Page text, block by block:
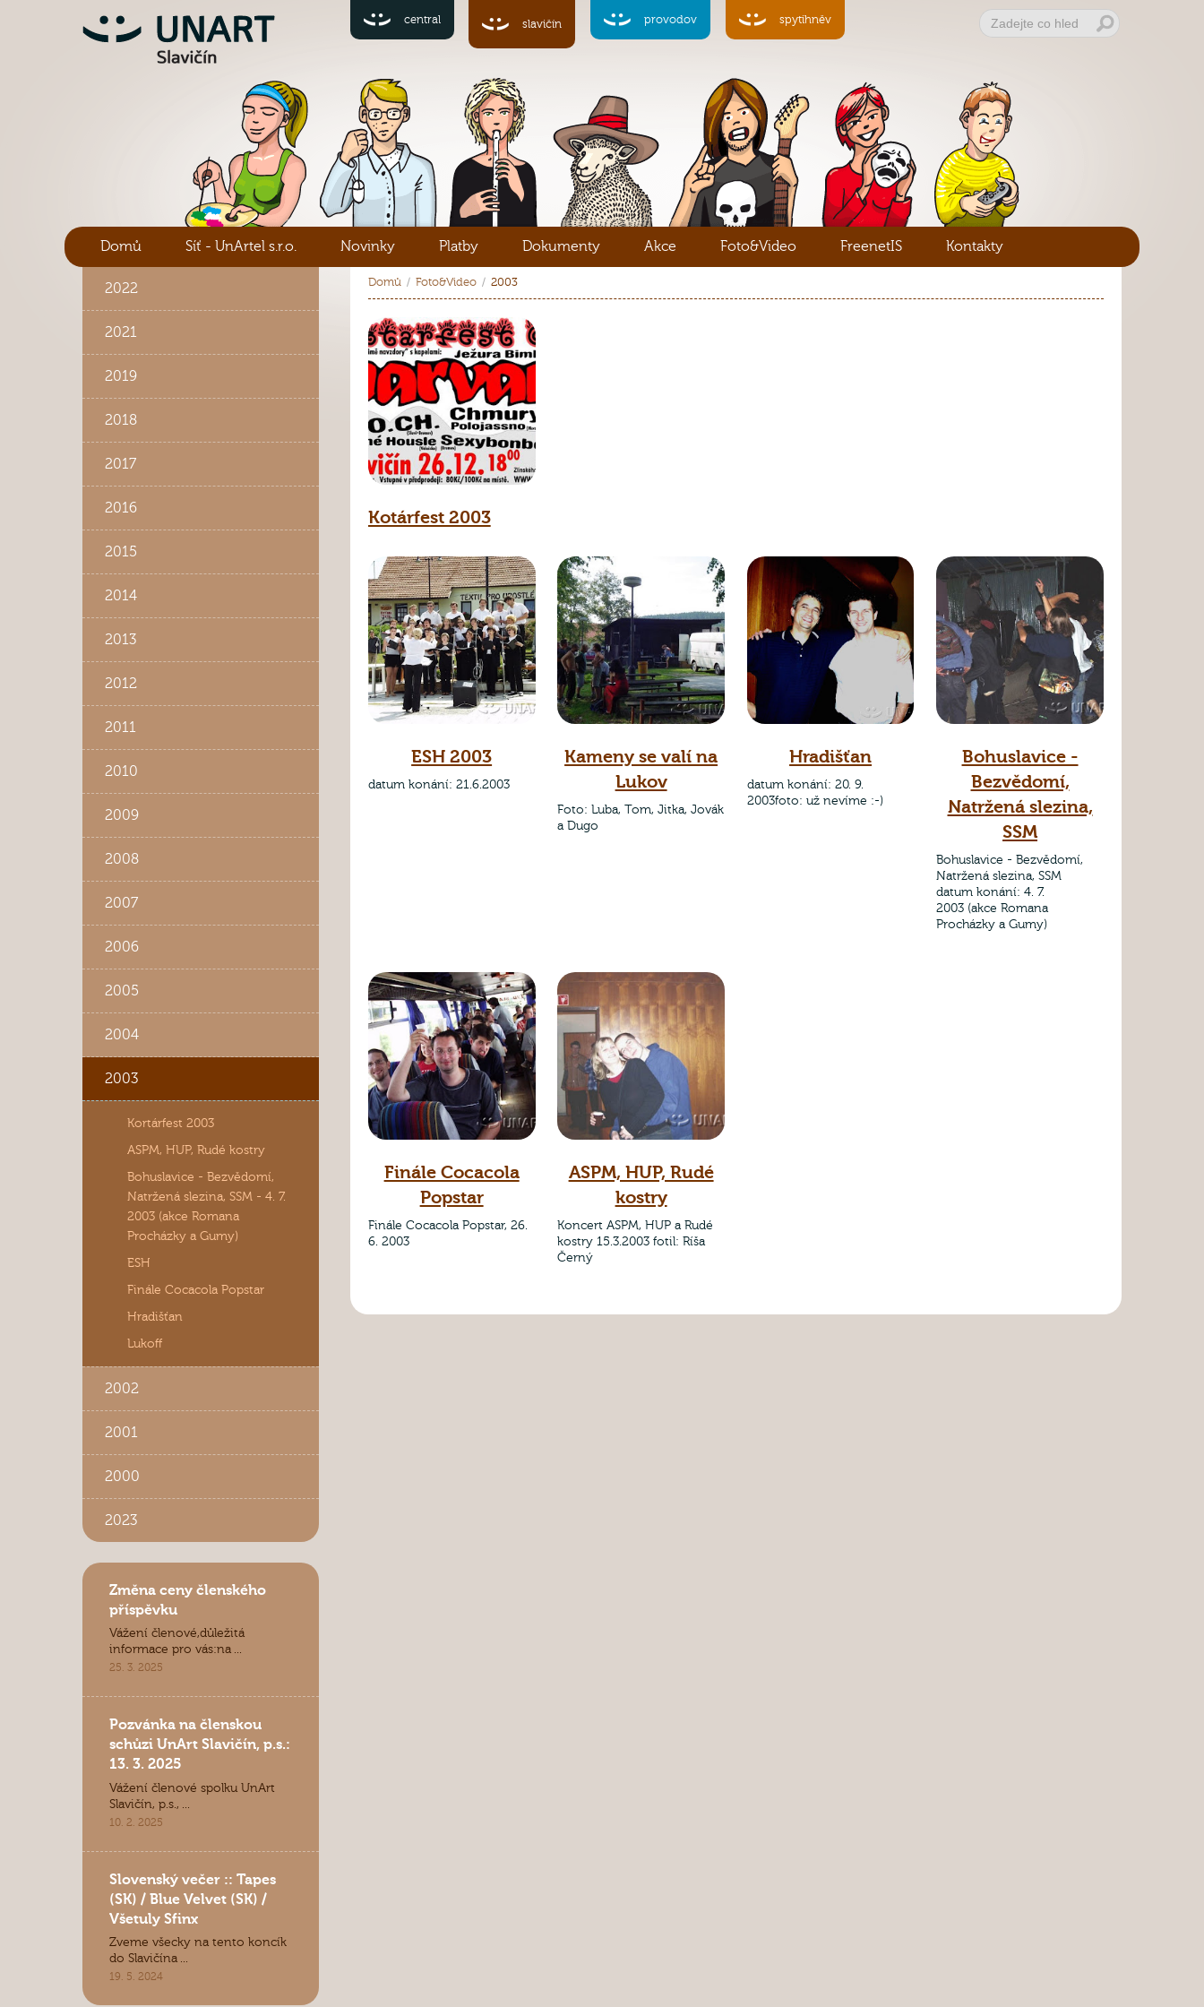
central slavičín provodov spytihněv
Domů Síť - UnArtel s.r.o. Novinky Platby Dokumenty Akce Foto&Video FreenetIS Kontakty
2022
2021
2019
2018
2017
2016
2015
2014
2013
2012
2011
2010
2009
2008
2007
2006
2005
2004
2003
Kortárfest 2003
ASPM, HUP, Rudé kostry
Bohuslavice - Bezvědomí,
Natržená slezina, SSM - 4. 7.
2003 (akce Romana
Procházky a Gumy)
ESH
Finále Cocacola Popstar
Hradišťan
Lukoff
2002
2001
2000
2023
Změna ceny členského
příspěvku
Vážení členové,důležitá
informace pro vás:na ...
25. 3. 2025
Pozvánka na členskou
schůzi UnArt Slavičín, p.s.:
13. 3. 2025
Vážení členové spolku UnArt
Slavičín, p.s., ...
10. 2. 2025
Slovenský večer :: Tapes
(SK) / Blue Velvet (SK) /
Všetuly Sfinx
Zveme všecky na tento koncík
do Slavičína ...
19. 5. 2024
Domů Foto&Video 2003
Kotárfest 2003
ESH 2003
datum konání: 21.6.2003
Kameny se valí na
Lukov
Foto: Luba, Tom, Jitka, Jovák
a Dugo
Hradišťan
datum konání: 20. 9.
2003foto: už nevíme :-)
Bohuslavice -
Bezvědomí,
Natržená slezina,
SSM
Bohuslavice - Bezvědomí,
Natržená slezina, SSM
datum konání: 4. 7.
2003 (akce Romana
Procházky a Gumy)
Finále Cocacola
Popstar
Finále Cocacola Popstar, 26.
6. 2003
ASPM, HUP, Rudé
kostry
Koncert ASPM, HUP a Rudé
kostry 15.3.2003 fotil: Ríša
Černý